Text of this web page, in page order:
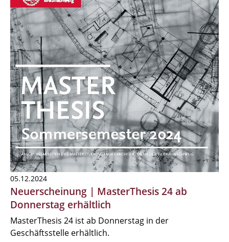
05.12.2024
Neuerscheinung | MasterThesis 24 ab
Donnerstag erhältlich
MasterThesis 24 ist ab Donnerstag in der
Geschäftsstelle erhältlich.